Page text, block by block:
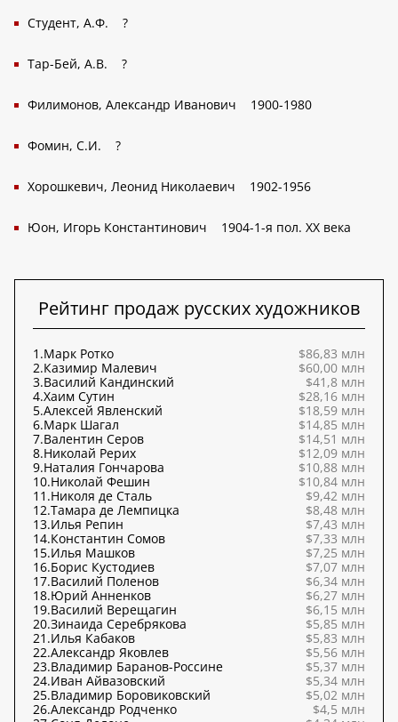
Студент, А.Ф. ?
Тар-Бей, А.В. ?
Филимонов, Александр Иванович 1900-1980
Фомин, С.И. ?
Хорошкевич, Леонид Николаевич 1902-1956
Юон, Игорь Константинович 1904-1-я пол. XX века
Рейтинг продаж русских художников
1.Марк Ротко
$86,83 млн
2.Казимир Малевич
$60,00 млн
3.Василий Кандинский
$41,8 млн
4.Хаим Сутин
$28,16 млн
5.Алексей Явленский
$18,59 млн
6.Марк Шагал
$14,85 млн
7.Валентин Серов
$14,51 млн
8.Николай Рерих
$12,09 млн
9.Наталия Гончарова
$10,88 млн
10.Николай Фешин
$10,84 млн
11.Николя де Сталь
$9,42 млн
12.Тамара де Лемпицка
$8,48 млн
13.Илья Репин
$7,43 млн
14.Константин Сомов
$7,33 млн
15.Илья Машков
$7,25 млн
16.Борис Кустодиев
$7,07 млн
17.Василий Поленов
$6,34 млн
18.Юрий Анненков
$6,27 млн
19.Василий Верещагин
$6,15 млн
20.Зинаида Серебрякова
$5,85 млн
21.Илья Кабаков
$5,83 млн
22.Александр Яковлев
$5,56 млн
23.Владимир Баранов-Россине
$5,37 млн
24.Иван Айвазовский
$5,34 млн
25.Владимир Боровиковский
$5,02 млн
26.Александр Родченко
$4,5 млн